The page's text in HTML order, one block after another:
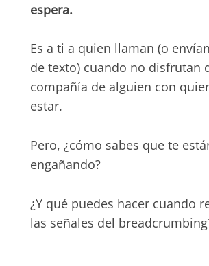
espera.
Es a ti a quien llaman (o
de texto) cuando no disfrutan
compañía de alguien con
estar.
Pero, ¿cómo sabes que te
engañando?
¿Y qué puedes hacer cuando
las señales del